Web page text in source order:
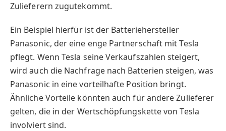
Zulieferern zugutekommt.
Ein Beispiel hierfür ist der Batteriehersteller
Panasonic, der eine enge Partnerschaft mit Tesla
pflegt. Wenn Tesla seine Verkaufszahlen steigert,
wird auch die Nachfrage nach Batterien steigen, was
Panasonic in eine vorteilhafte Position bringt.
Ähnliche Vorteile könnten auch für andere Zulieferer
gelten, die in der Wertschöpfungskette von Tesla
involviert sind.